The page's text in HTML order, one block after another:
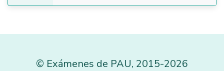
© Exámenes de PAU, 2015-2026